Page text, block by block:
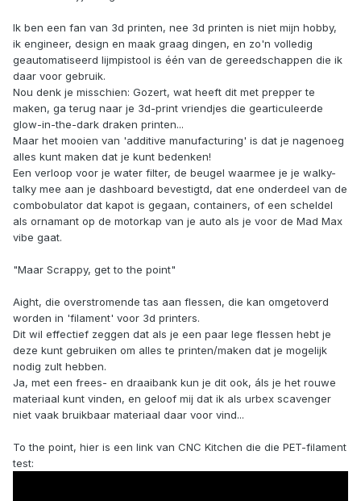
Ik ben een fan van 3d printen, nee 3d printen is niet mijn hobby,
ik engineer, design en maak graag dingen, en zo'n volledig
geautomatiseerd lijmpistool is één van de gereedschappen die ik
daar voor gebruik.
Nou denk je misschien: Gozert, wat heeft dit met prepper te
maken, ga terug naar je 3d-print vriendjes die gearticuleerde
glow-in-the-dark draken printen...
Maar het mooien van 'additive manufacturing' is dat je nagenoeg
alles kunt maken dat je kunt bedenken!
Een verloop voor je water filter, de beugel waarmee je je walky-
talky mee aan je dashboard bevestigtd, dat ene onderdeel van de
combobulator dat kapot is gegaan, containers, of een scheldel
als ornamant op de motorkap van je auto als je voor de Mad Max
vibe gaat.
"Maar Scrappy, get to the point"
Aight, die overstromende tas aan flessen, die kan omgetoverd
worden in 'filament' voor 3d printers.
Dit wil effectief zeggen dat als je een paar lege flessen hebt je
deze kunt gebruiken om alles te printen/maken dat je mogelijk
nodig zult hebben.
Ja, met een frees- en draaibank kun je dit ook, áls je het rouwe
materiaal kunt vinden, en geloof mij dat ik als urbex scavenger
niet vaak bruikbaar materiaal daar voor vind...
To the point, hier is een link van CNC Kitchen die die PET-filament
test: